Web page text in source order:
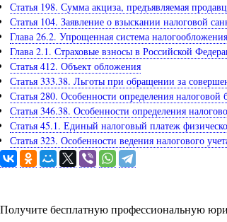
Статья 198. Сумма акциза, предъявляемая
Статья 104. Заявление о взыскании налоговой
Глава 26.2. Упрощенная система налогообложения
Глава 2.1. Страховые взносы в Российской
Статья 412. Объект обложения
Статья 333.38. Льготы при обращении за
Статья 280. Особенности определения
Статья 346.38. Особенности определения
Статья 45.1. Единый налоговый платеж
Статья 323. Особенности ведения налогового
Получите бесплатную профессиональную